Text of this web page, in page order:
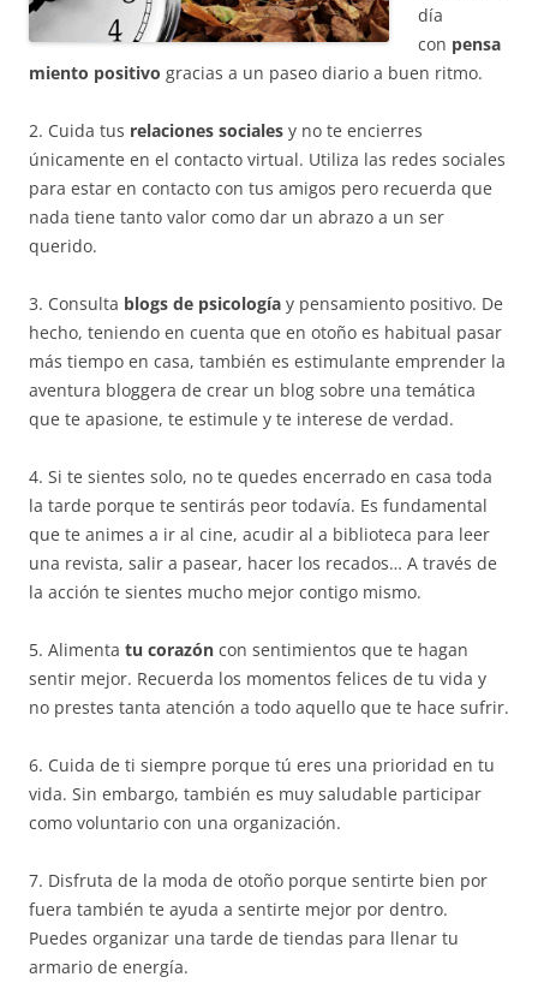
día
con pensa
miento positivo gracias a un paseo diario a buen ritmo.
2. Cuida tus relaciones sociales y no te encierres
únicamente en el contacto virtual. Utiliza las redes sociales
para estar en contacto con tus amigos pero recuerda que
nada tiene tanto valor como dar un abrazo a un ser
querido.
3. Consulta blogs de psicología y pensamiento positivo. De
hecho, teniendo en cuenta que en otoño es habitual pasar
más tiempo en casa, también es estimulante emprender la
aventura bloggera de crear un blog sobre una temática
que te apasione, te estimule y te interese de verdad.
4. Si te sientes solo, no te quedes encerrado en casa toda
la tarde porque te sentirás peor todavía. Es fundamental
que te animes a ir al cine, acudir al a biblioteca para leer
una revista, salir a pasear, hacer los recados… A través de
la acción te sientes mucho mejor contigo mismo.
5. Alimenta tu corazón con sentimientos que te hagan
sentir mejor. Recuerda los momentos felices de tu vida y
no prestes tanta atención a todo aquello que te hace sufrir.
6. Cuida de ti siempre porque tú eres una prioridad en tu
vida. Sin embargo, también es muy saludable participar
como voluntario con una organización.
7. Disfruta de la moda de otoño porque sentirte bien por
fuera también te ayuda a sentirte mejor por dentro.
Puedes organizar una tarde de tiendas para llenar tu
armario de energía.